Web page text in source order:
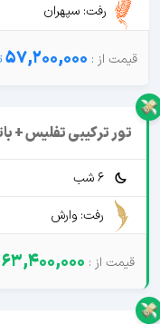
رفت: سپهران
57,200,000
تور ترکیبی تفلیس +
6 شب
رفت: وارش
63,400,000